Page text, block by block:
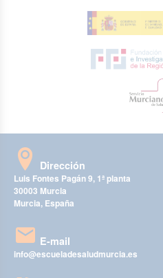
Dirección
Luis Fontes Pagán 9, 1ª planta
30003 Murcia
Murcia, España
E-mail
info@escueladesaludmurcia.es